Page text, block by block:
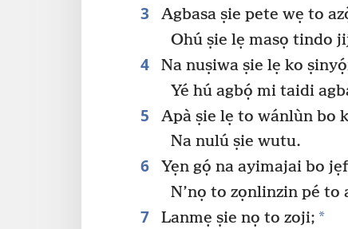
3 Agbasa ṣie pete wẹ to
Ohú ṣie lẹ masọ tindo
4 Na nuṣiwa ṣie lẹ ko
Yé hú agbọ́ mi taidi
5
Apà ṣie lẹ to wánlùn bo
Na nulú ṣie wutu.
6
Yẹn gọ́ na ayimajai bo
N’nọ to zọnlinzin pé to
7 Lanmẹ ṣie nọ to zoji; *